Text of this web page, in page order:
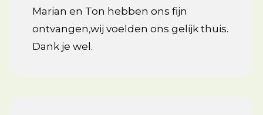
Marian en Ton hebben ons fijn
ontvangen,wij voelden ons gelijk thuis.
Dank je wel.